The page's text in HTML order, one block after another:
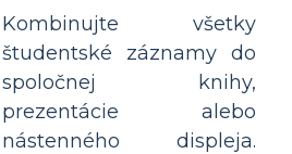
Kombinujte všetky
študentské záznamy do
spoločnej knihy,
prezentácie alebo
nástenného displeja.